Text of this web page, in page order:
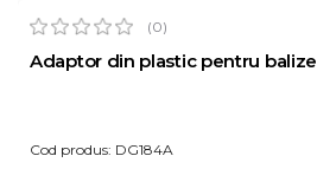
(0)
Adaptor din plastic pentru balize
Cod produs: DG184A